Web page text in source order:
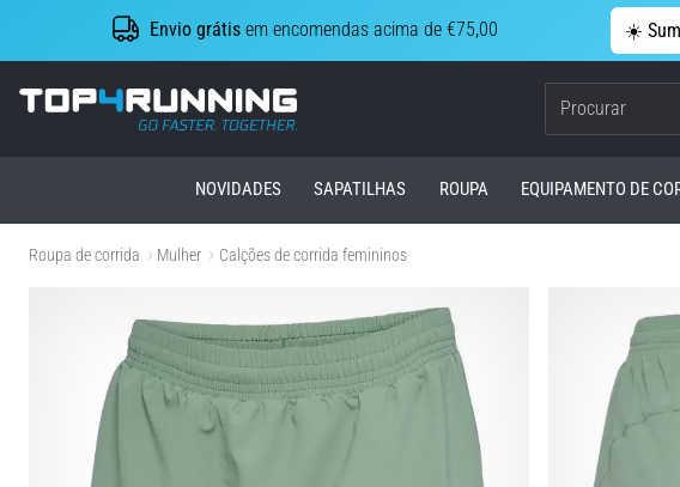
Envio grátis em encomendas acima de €75,00 ☀️
Top4Running.pt
NOVIDADES SAPATILHAS ROUPA EQUIPAMENTO DE
Roupa de corrida Mulher Calções de corrida femininos